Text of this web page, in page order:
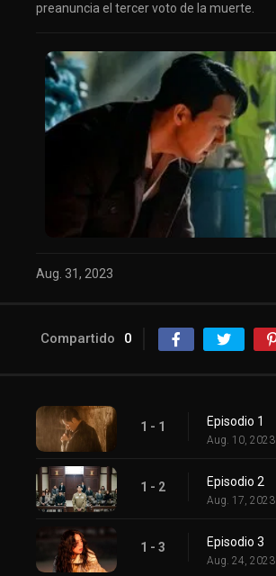
preanuncia el tercer voto de la muerte.
Aug. 31, 2023
Compartido 0
1 - 1 Episodio 1
Aug. 10, 2023
1 - 2 Episodio 2
Aug. 17, 2023
1 - 3 Episodio 3
Aug. 24, 2023